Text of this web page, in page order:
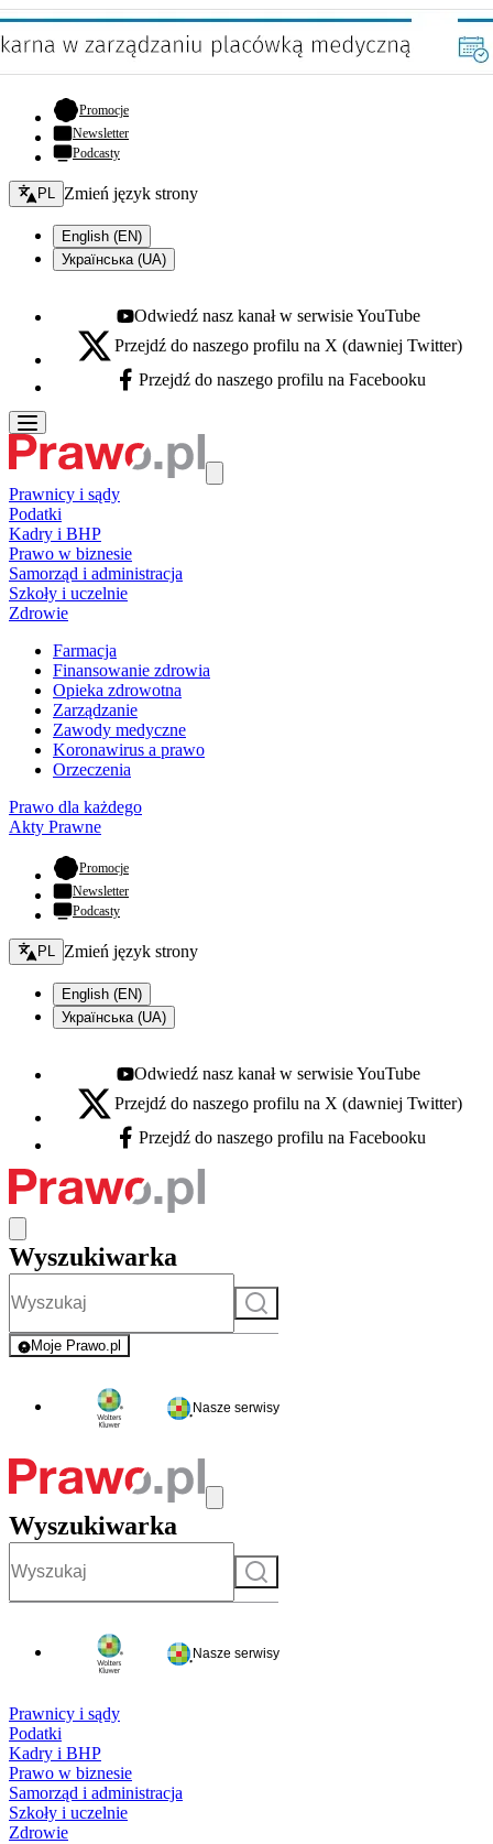
Promocje- otwiera się w nowej karcie
Newsletter
Podcasty
Zmień język - bieżący:
PL Zmień język strony
English (EN)
Українська (UA)
Youtube - otwiera się w nowej karcie
Odwiedź nasz kanał w serwisie YouTube
X - otwiera się w nowej karcie
Przejdź do naszego profilu na X (dawniej Twitter)
Facebook - otwiera się w nowej karcie
Przejdź do naszego profilu na Facebooku
Prawnicy i sądy
Podatki
Kadry i BHP
Prawo w biznesie
Samorząd i administracja
Szkoły i uczelnie
Zdrowie
Farmacja
Finansowanie zdrowia
Opieka zdrowotna
Zarządzanie
Zawody medyczne
Koronawirus a prawo
Orzeczenia
Prawo dla każdego
Akty Prawne
Promocje- otwiera się w nowej karcie
Newsletter
Podcasty
Zmień język - bieżący:
PL Zmień język strony
English (EN)
Українська (UA)
Youtube - otwiera się w nowej karcie
Odwiedź nasz kanał w serwisie YouTube
X - otwiera się w nowej karcie
Przejdź do naszego profilu na X (dawniej Twitter)
Facebook - otwiera się w nowej karcie
Przejdź do naszego profilu na Facebooku
Wyszukiwarka
Szukaj
Moje Prawo.pl
- rejestracja i logowanie do serwisu
Nasze serwisy
Wyszukiwarka
Szukaj
Nasze serwisy
Prawnicy i sądy
Podatki
Kadry i BHP
Prawo w biznesie
Samorząd i administracja
Szkoły i uczelnie
Zdrowie